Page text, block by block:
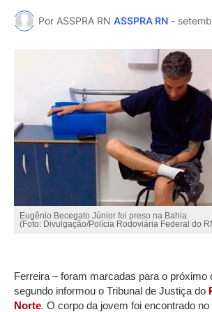
Por ASSPRA RN ASSPRA RN -
Eugênio Becegato Júnior foi preso na Bahia
(Foto: Divulgação/Polícia Rodoviária Federal do
Ferreira – foram marcadas para o próximo
segundo informou o Tribunal de Justiça do
Norte. O corpo da jovem foi encontrado no